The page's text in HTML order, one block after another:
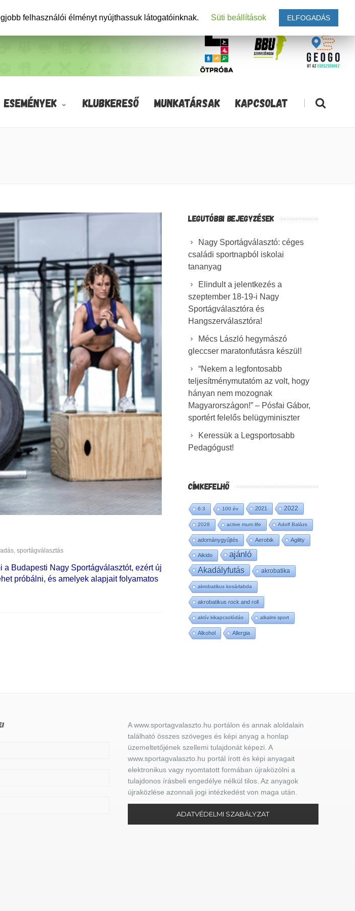
ESEMÉNYEK KLUBKERESŐ MUNKATÁRSAK KAPCSOLAT |
, sportágválasztás
Budapesti Nagy Sportágválasztót, ezért új
próbálni, és amelyek alapjait folyamatos
LEGUTÓBBI BEJEGYZÉSEK
Nagy Sportágválasztó: céges
családi sportnapból iskolai
tananyag
Elindult a jelentkezés a
szeptember 18-19-i Nagy
Sportágválasztóra és
Hangszerválasztóra!
Mécs László hegymászó
gleccser maratonfutásra készül!
“Nekem a legfontosabb
teljesítménymutatóm az volt, hogy
hányan nem mozognak
Magyarországon!” – Pósfai Gábor,
sportért felelős belügyminiszter
Keressük a Legsportosabb
Pedagógust!
CÍMKEFELHŐ
6:3 100 év 2021 2022
2028 active mum life Adolf Balázs
adománygyűjtés Aerobik Agility
Aikido ajánló
Akadályfutás akrobatika
akrobatikus kosárlabda
akrobatikus rock and roll
aktív kikapcsolódás alkalmi sport
Alkohol Allergia
A www.sportagvalaszto.hu portálon és annak aloldalain
található összes szöveges és képi anyag a honlap
üzemeltetőjének szellemi tulajdonát képezi. A
www.sportagvalaszto.hu portál írott és képi anyagait
elektronikus vagy nyomtatott formában újraközölni a
tulajdonos írásbeli engedélye nélkül tilos. Az anyagok
újraközlése azonnali jogi intézkedést von maga után.
ADATVÉDELMI SZABÁLYZAT
felhasználói élményt nyújthassuk látogatóinknak. Süti beállítások ELFOGADÁS